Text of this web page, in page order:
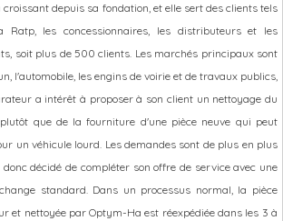
croissant depuis sa fondation, et elle sert des clients tels
les concessionnaires, les distributeurs et les
soit plus de 500 clients. Les marchés principaux sont
l'automobile, les engins de voirie et de travaux publics,
a intérêt à proposer à son client un nettoyage du
que de la fourniture d'une pièce neuve qui peut
un véhicule lourd. Les demandes sont de plus en plus
décidé de compléter son offre de service avec une
standard. Dans un processus normal, la pièce
et nettoyée par Optym-Ha est réexpédiée dans les 3 à